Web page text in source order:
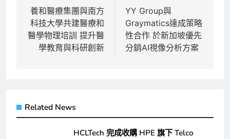
章
導
養和醫療集團與南方
科技大學共建醫療和
醫學物理培訓 提升醫
學教育與科研創新
YY Group與
Graymatics達成策略
性合作 於新加坡優先
分銷AI視像分析方案
Related News
HCLTech 完成收購 HPE 旗下 Telco